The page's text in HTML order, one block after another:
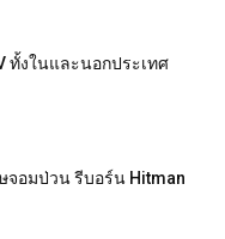
ทั้งในและนอกประเทศ
จอมป่วน รีบอร์น Hitman